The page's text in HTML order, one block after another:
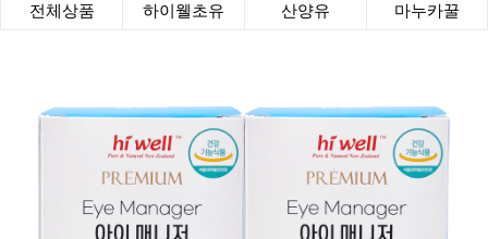
전체상품 하이웰초유 산양유 마누카꿀